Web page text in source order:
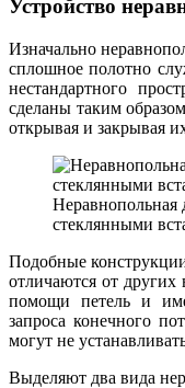
Устройство
Изначально
сплошное полотно
нестандартного
сделаны таким
открывая и закрывая
Неравнопольная
стеклянными
Подобные
отличаются от
помощи петель и
запроса конечного
могут не
Выделяют два вида